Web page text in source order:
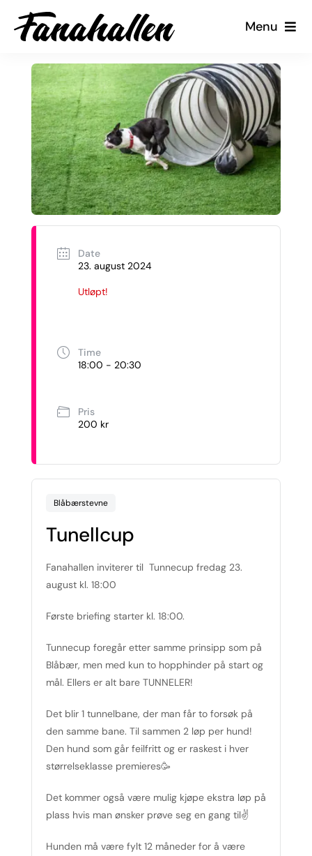
Skip
Menu
Tjenester
Arrangementer
Kalender
Kontakt oss
Date
23. august 2024
Utløpt!
Time
18:00 - 20:30
Pris
200 kr
Blåbærstevne
Tunellcup
Fanahallen inviterer til Tunnecup fredag 23.
august kl. 18:00
Første briefing starter kl. 18:00.
Tunnecup foregår etter samme prinsipp som på
Blåbær, men med kun to hopphinder på start og
mål. Ellers er alt bare TUNNELER!
Det blir 1 tunnelbane, der man får to forsøk på
den samme bane. Til sammen 2 løp per hund!
Den hund som går feilfritt og er raskest i hver
størrelseklasse premieres🥳
Det kommer også være mulig kjøpe ekstra løp på
plass hvis man ønsker prøve seg en gang til✌️
Hunden må være fylt 12 måneder for å være